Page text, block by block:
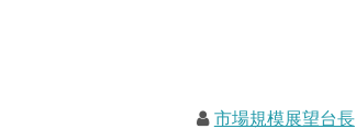
市場規模展望台長